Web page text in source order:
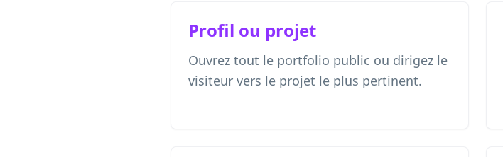
Profil ou projet
Ouvrez tout le portfolio public ou dirigez le
visiteur vers le projet le plus pertinent.